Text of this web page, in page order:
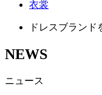
衣裳
ドレスブラン
NEWS
ニュース